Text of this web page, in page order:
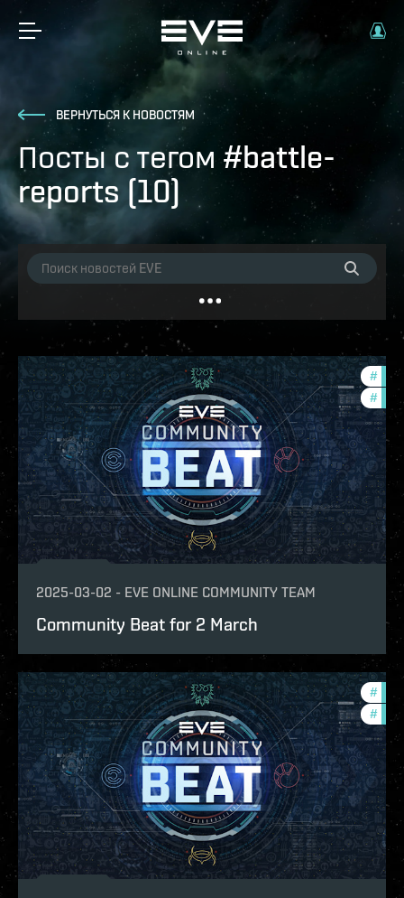
ВЕРНУТЬСЯ К НОВОСТЯМ
Посты с тегом #battle-
reports (10)
#
#
2025-03-02 - EVE ONLINE COMMUNITY TEAM
Community Beat for 2 March
#
#